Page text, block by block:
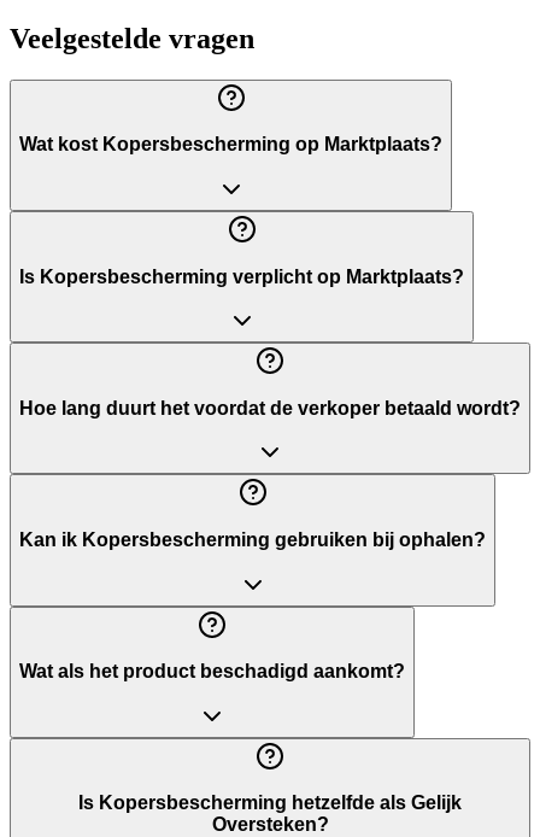
Veelgestelde vragen
Wat kost Kopersbescherming op Marktplaats?
Is Kopersbescherming verplicht op Marktplaats?
Hoe lang duurt het voordat de verkoper betaald wordt?
Kan ik Kopersbescherming gebruiken bij ophalen?
Wat als het product beschadigd aankomt?
Is Kopersbescherming hetzelfde als Gelijk
Oversteken?